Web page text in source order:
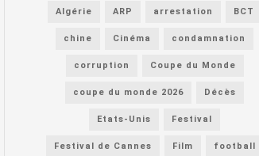
Algérie ARP arrestation BCT
chine Cinéma condamnation
corruption Coupe du Monde
coupe du monde 2026 Décès
Etats-Unis Festival
Festival de Cannes Film football